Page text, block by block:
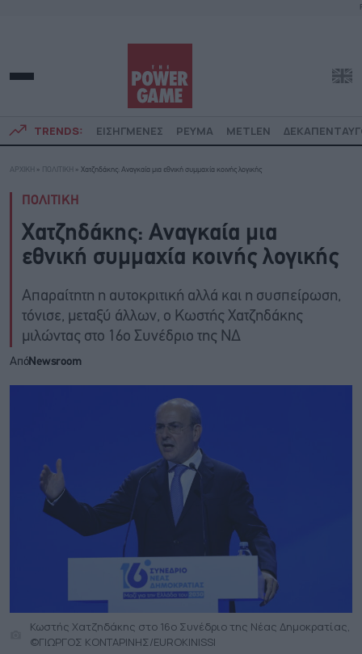
TRENDS: ΕΙΣΗΓΜΕΝΕΣ ΡΕΥΜΑ METLEN
ΑΡΧΙΚΗ » ΠΟΛΙΤΙΚΗ » Χατζηδάκης: Αναγκαία μια εθνική συμμαχία κοινής λογικής
ΠΟΛΙΤΙΚΗ
Χατζηδάκης: Αναγκαία μια
εθνική συμμαχία κοινής λογικής
Απαραίτητη η αυτοκριτική αλλά και η συσπείρωση,
τόνισε, μεταξύ άλλων, ο Κωστής Χατζηδάκης
μιλώντας στο 16ο Συνέδριο της ΝΔ
ΑπόNewsroom
Κωστής Χατζηδάκης στο 16ο Συνέδριο της Νέας Δημοκρατίας,
©ΓΙΩΡΓΟΣ ΚΟΝΤΑΡΙΝΗΣ/EUROKINISSI